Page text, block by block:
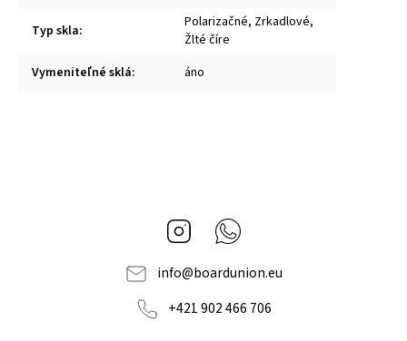
Typ skla:
Polarizačné, Zrkadlové,
Žlté číre
Vymeniteľné sklá: áno
Instagram
info@boardunion.eu
+421 902 466 706